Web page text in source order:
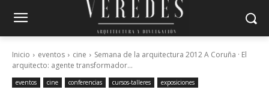
Inicio eventos cine
Semana de la arquitectura 2012 A Coruña · El
arquitecto: agente transformador...
eventos cine conferencias cursos-talleres exposiciones